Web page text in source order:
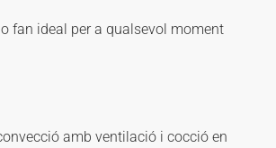
fan ideal per a qualsevol moment
amb ventilació i cocció en